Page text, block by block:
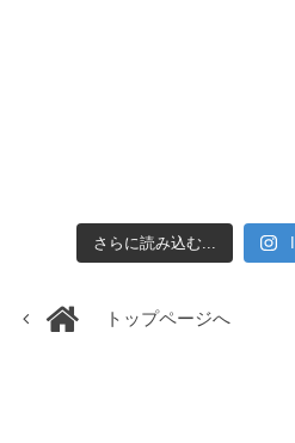
さらに読み込む...
トップページへ